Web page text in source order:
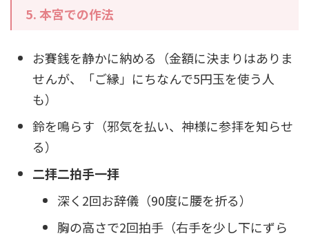
5. 本宮での作法
お賽銭を静かに納める（金額に決まりはありま
せんが、「ご縁」にちなんで5円玉を使う人
も）
鈴を鳴らす（邪気を払い、神様に参拝を知らせ
る）
二拝二拍手一拝
深く2回お辞儀（90度に腰を折る）
胸の高さで2回拍手（右手を少し下にずら